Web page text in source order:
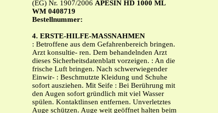
(EG) Nr. 1907/2006 APESIN HD 1000 ML
WM 0408719
Bestellnummer:
4. ERSTE-HILFE-MASSNAHMEN
: Betroffene aus dem Gefahrenbereich bringen.
Arzt konsultie- ren. Dem behandelnden Arzt
dieses Sicherheitsdatenblatt vorzeigen. : An die
frische Luft bringen. Nach schwerwiegender
Einwir- : Beschmutzte Kleidung und Schuhe
sofort ausziehen. Mit Seife : Bei Berührung mit
den Augen sofort gründlich mit viel Wasser
spülen. Kontaktlinsen entfernen. Unverletztes
Auge schützen. Auge weit geöffnet halten beim